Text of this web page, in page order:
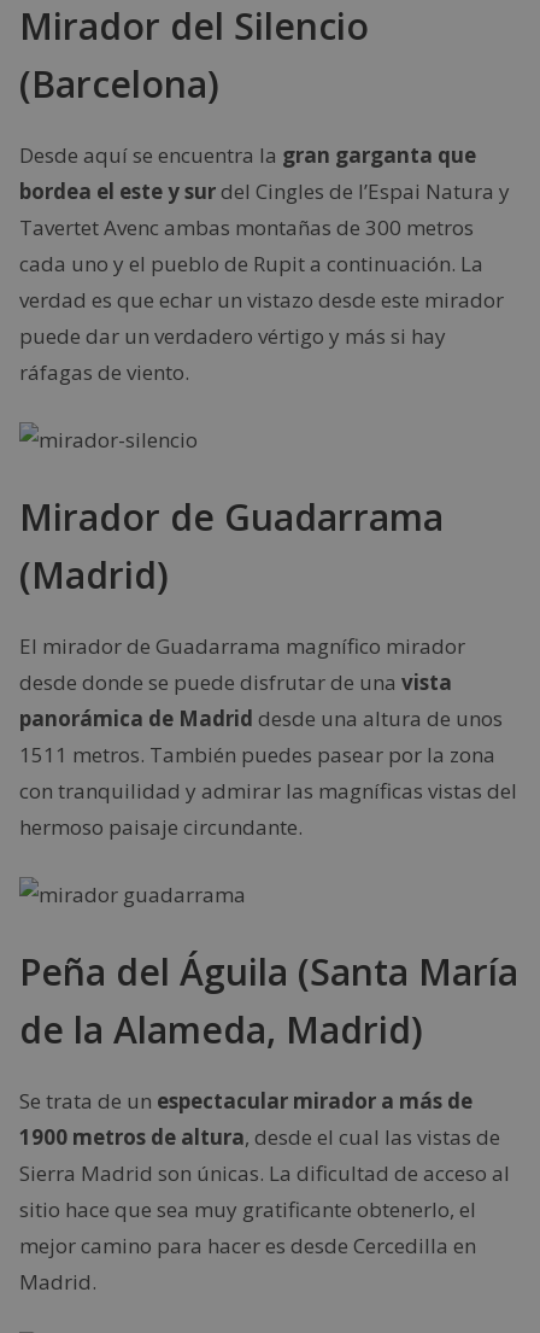
Mirador del Silencio
(Barcelona)
Desde aquí se encuentra la gran garganta que
bordea el este y surdel Cingles de l’Espai Natura y
Tavertet Avenc ambas montañas de 300 metros
cada uno y el pueblo de Rupit a continuación. La
verdad es que echar un vistazo desde este mirador
puede dar un verdadero vértigo y más si hay
ráfagas de viento.
Mirador de Guadarrama
(Madrid)
El mirador de Guadarrama magnífico mirador
desde donde se puede disfrutar de una vista
panorámica de Madrid desde una altura de unos
1511 metros. También puedes pasear por la zona
con tranquilidad y admirar las magníficas vistas del
hermoso paisaje circundante.
Peña del Águila (Santa María
de la Alameda, Madrid)
Se trata de un espectacular mirador a más de
1900 metros de altura, desde el cual las vistas de
Sierra Madrid son únicas. La dificultad de acceso al
sitio hace que sea muy gratificante obtenerlo, el
mejor camino para hacer es desde Cercedilla en
Madrid.